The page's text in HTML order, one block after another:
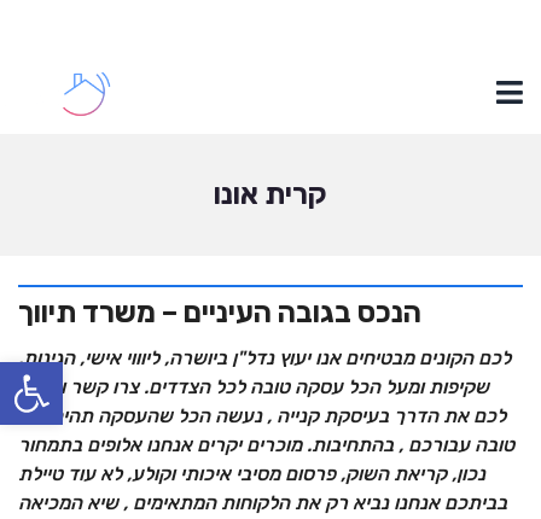
קרית אונו
הנכס בגובה העיניים – משרד תיווך
לכם הקונים מבטיחים אנו יעוץ נדל"ן ביושרה, ליוווי אישי, הגינות,
שקיפות ומעל הכל עסקה טובה לכל הצדדים. צרו קשר ונקצר
לכם את הדרך בעיסקת קנייה , נעשה הכל שהעסקה תהיה הכי
טובה עבורכם , בהתחיבות. מוכרים יקרים אנחנו אלופים בתמחור
נכון, קריאת השוק, פרסום מסיבי איכותי וקולע, לא עוד טיילת
בביתכם אנחנו נביא רק את הלקוחות המתאימים , שיא המכיאה
פתח סרגל נגישות